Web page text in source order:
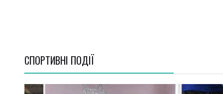
СПОРТИВНI ПОДІЇ